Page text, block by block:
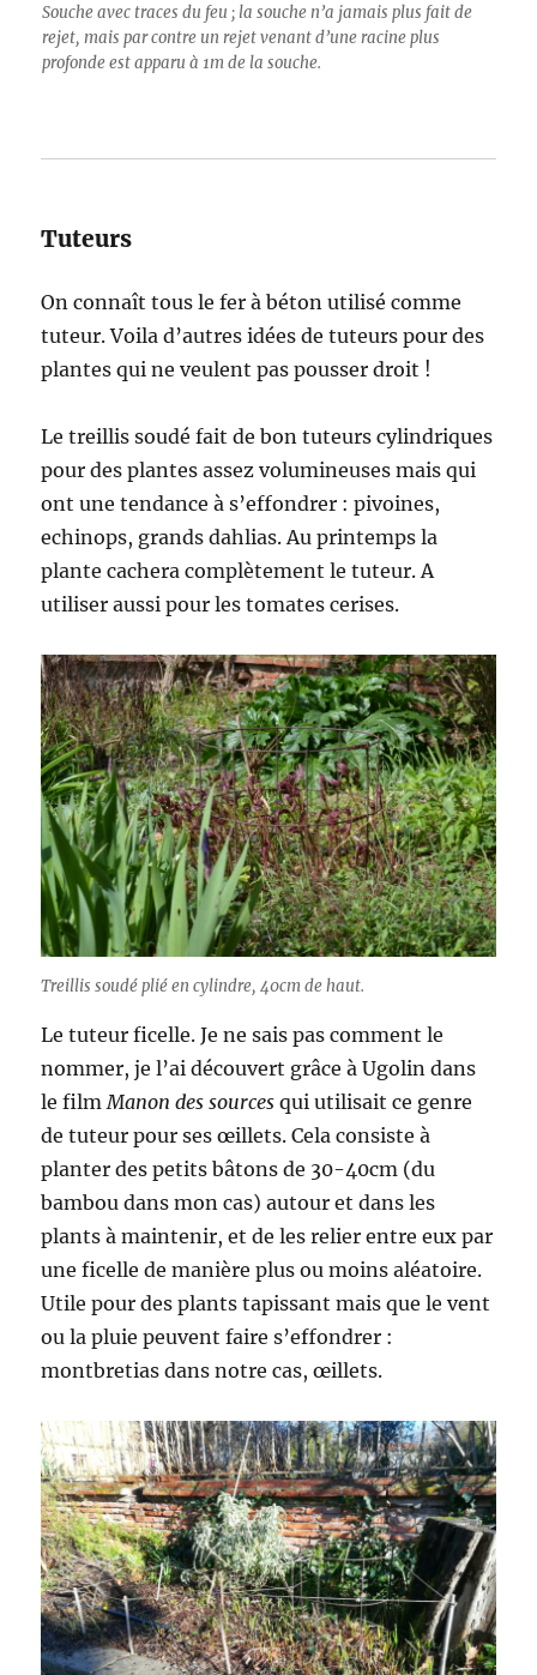
Souche avec traces du feu ; la souche n’a jamais plus fait de
rejet, mais par contre un rejet venant d’une racine plus
profonde est apparu à 1m de la souche.
Tuteurs
On connaît tous le fer à béton utilisé comme
tuteur. Voila d’autres idées de tuteurs pour des
plantes qui ne veulent pas pousser droit !
Le treillis soudé fait de bon tuteurs cylindriques
pour des plantes assez volumineuses mais qui
ont une tendance à s’effondrer : pivoines,
echinops, grands dahlias. Au printemps la
plante cachera complètement le tuteur. A
utiliser aussi pour les tomates cerises.
Treillis soudé plié en cylindre, 40cm de haut.
Le tuteur ficelle. Je ne sais pas comment le
nommer, je l’ai découvert grâce à Ugolin dans
le film Manon des sources qui utilisait ce genre
de tuteur pour ses œillets. Cela consiste à
planter des petits bâtons de 30-40cm (du
bambou dans mon cas) autour et dans les
plants à maintenir, et de les relier entre eux par
une ficelle de manière plus ou moins aléatoire.
Utile pour des plants tapissant mais que le vent
ou la pluie peuvent faire s’effondrer :
montbretias dans notre cas, œillets.